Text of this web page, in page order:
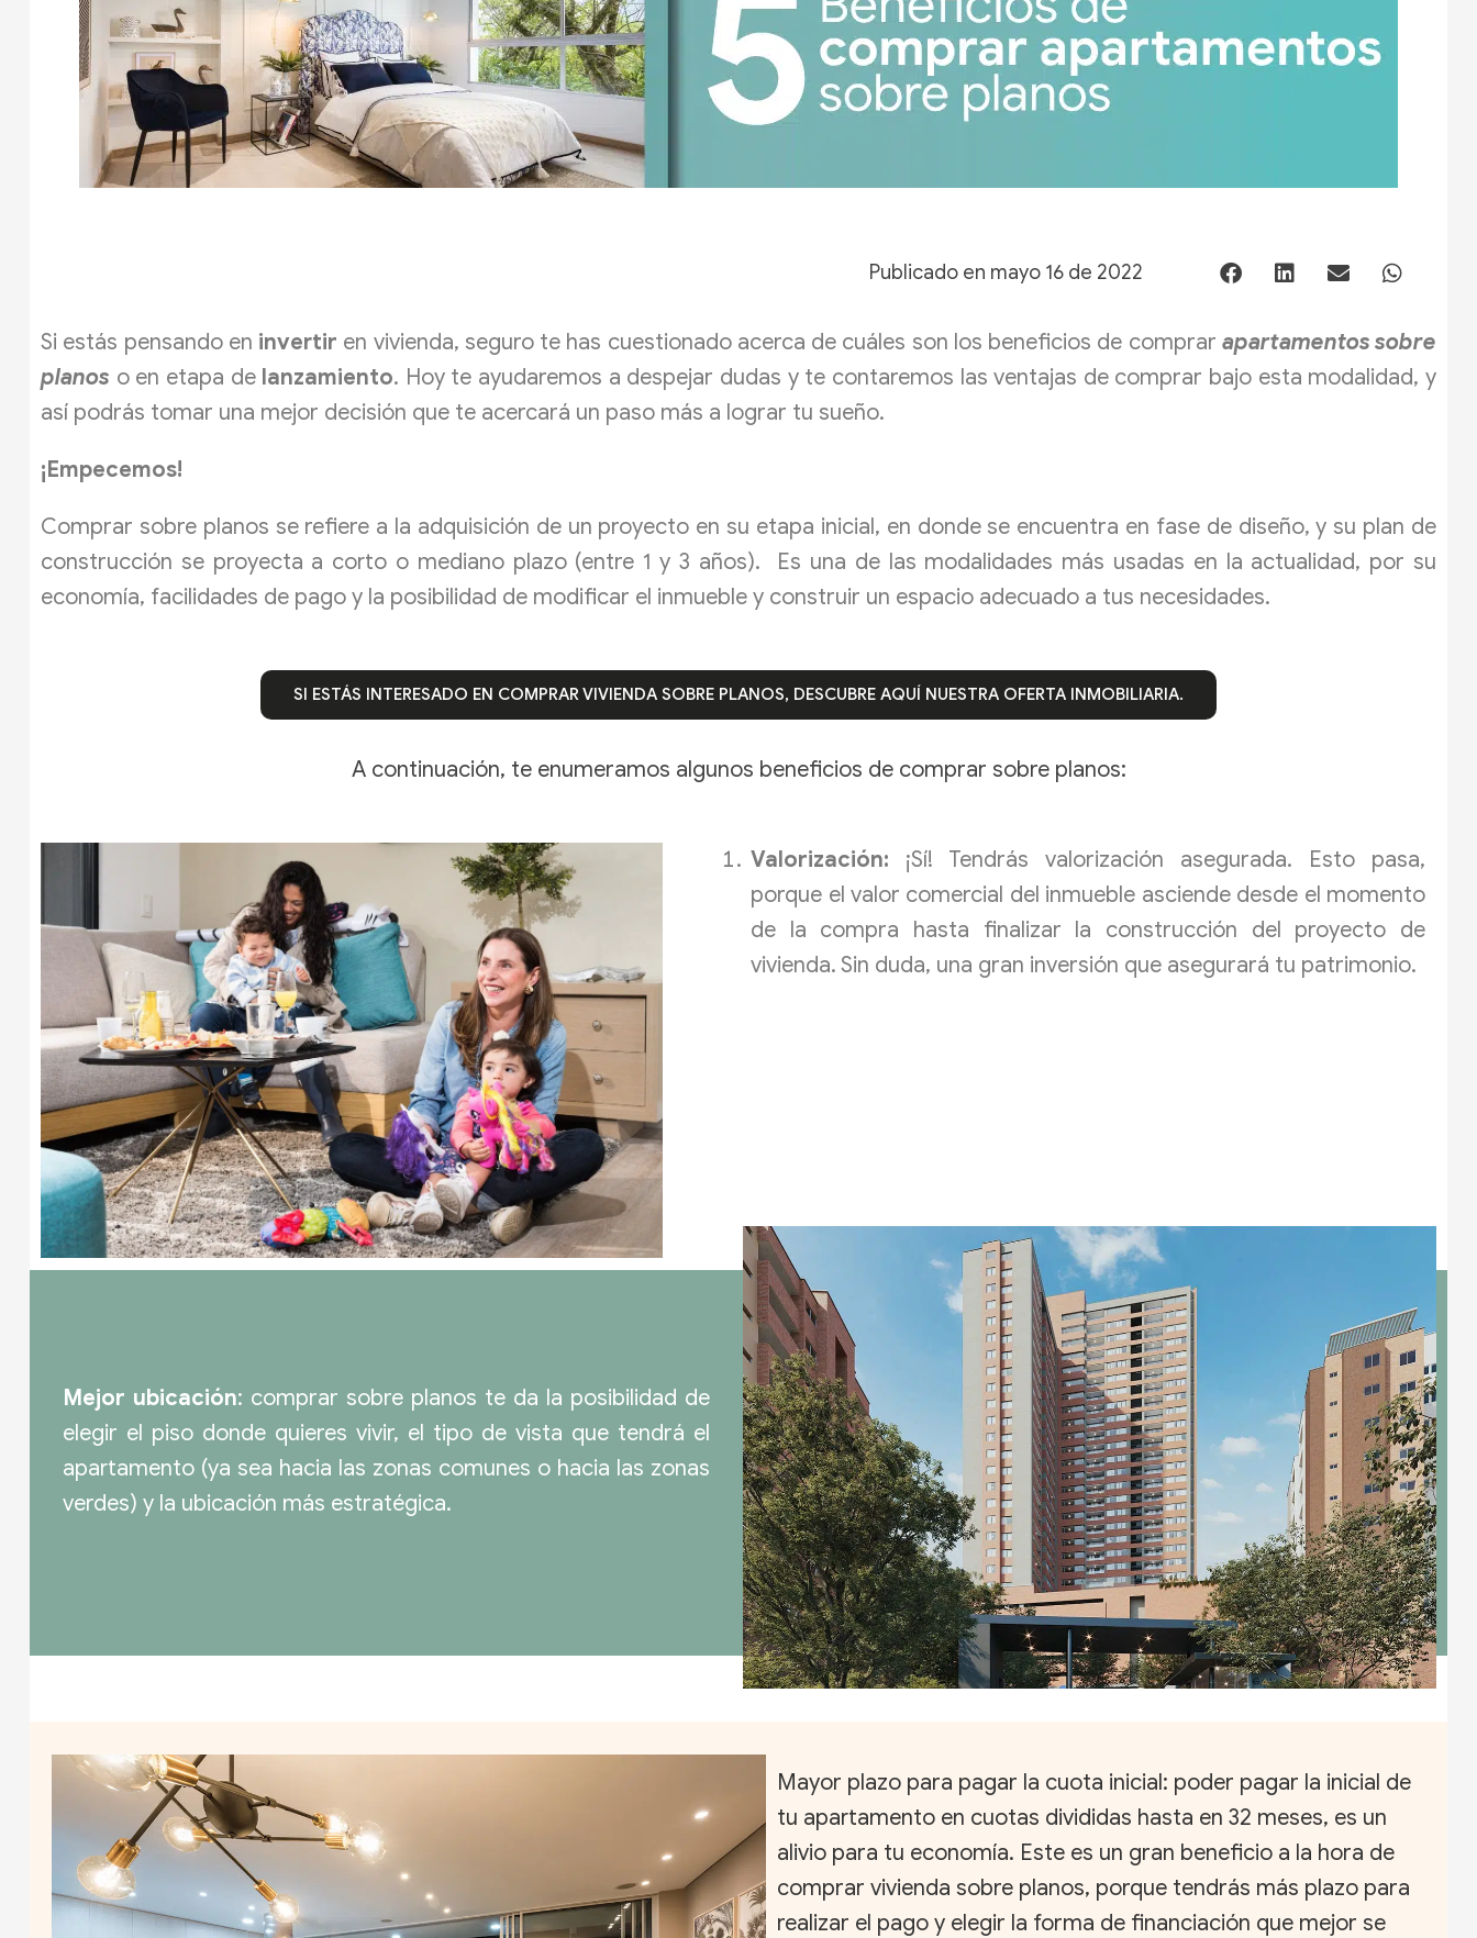
Publicado en mayo 16 de 2022
Si estás pensando en invertir en vivienda, seguro te has cuestionado acerca de cuáles son los beneficios de comprar apartamentos sobre
planos o en etapa de lanzamiento. Hoy te ayudaremos a despejar dudas y te contaremos las ventajas de comprar bajo esta modalidad, y
así podrás tomar una mejor decisión que te acercará un paso más a lograr tu sueño.
¡Empecemos!
Comprar sobre planos se refiere a la adquisición de un proyecto en su etapa inicial, en donde se encuentra en fase de diseño, y su plan de
construcción se proyecta a corto o mediano plazo (entre 1 y 3 años). Es una de las modalidades más usadas en la actualidad, por su
economía, facilidades de pago y la posibilidad de modificar el inmueble y construir un espacio adecuado a tus necesidades.
SI ESTÁS INTERESADO EN COMPRAR VIVIENDA SOBRE PLANOS, DESCUBRE AQUÍ NUESTRA OFERTA INMOBILIARIA.
A continuación, te enumeramos algunos beneficios de comprar sobre planos:
Valorización: ¡Sí! Tendrás valorización asegurada. Esto pasa,
porque el valor comercial del inmueble asciende desde el momento
de la compra hasta finalizar la construcción del proyecto de
vivienda. Sin duda, una gran inversión que asegurará tu patrimonio.
Mejor ubicación: comprar sobre planos te da la posibilidad de
elegir el piso donde quieres vivir, el tipo de vista que tendrá el
apartamento (ya sea hacia las zonas comunes o hacia las zonas
verdes) y la ubicación más estratégica.
Mayor plazo para pagar la cuota inicial: poder pagar la inicial de
tu apartamento en cuotas divididas hasta en 32 meses, es un
alivio para tu economía. Este es un gran beneficio a la hora de
comprar vivienda sobre planos, porque tendrás más plazo para
realizar el pago y elegir la forma de financiación que mejor se